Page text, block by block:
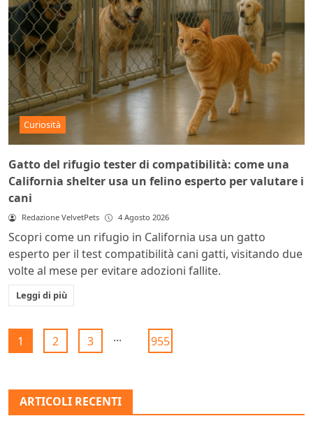
Curiosità
Gatto del rifugio tester di compatibilità: come una
California shelter usa un felino esperto per valutare i
cani
Redazione VelvetPets 4 Agosto 2026
Scopri come un rifugio in California usa un gatto
esperto per il test compatibilità cani gatti, visitando due
volte al mese per evitare adozioni fallite.
Leggi di più
1 2 3 ... 955
ARTICOLI RECENTI